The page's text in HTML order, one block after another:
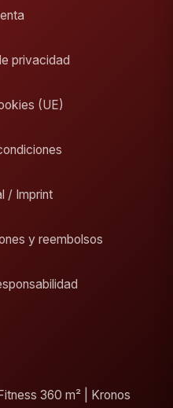
privacidad
(UE)
/ Imprint
y reembolsos
360 m² | Kronos